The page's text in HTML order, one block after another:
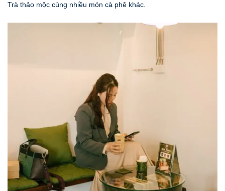
Trà thảo mộc cùng nhiều món cà phê khác.